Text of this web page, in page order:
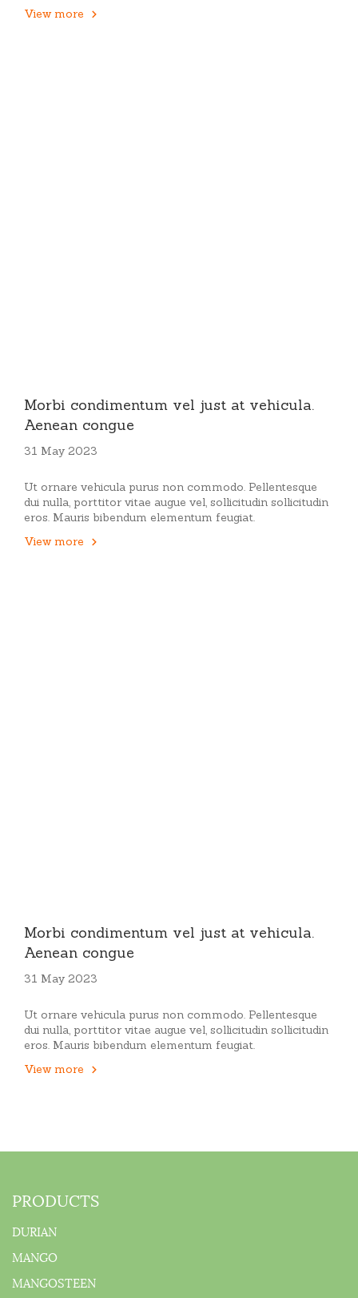
View more
Morbi condimentum vel just at vehicula.
Aenean congue
31 May 2023
Ut ornare vehicula purus non commodo. Pellentesque
dui nulla, porttitor vitae augue vel, sollicitudin sollicitudin
eros. Mauris bibendum elementum feugiat.
View more
Morbi condimentum vel just at vehicula.
Aenean congue
31 May 2023
Ut ornare vehicula purus non commodo. Pellentesque
dui nulla, porttitor vitae augue vel, sollicitudin sollicitudin
eros. Mauris bibendum elementum feugiat.
View more
PRODUCTS
DURIAN
MANGO
MANGOSTEEN